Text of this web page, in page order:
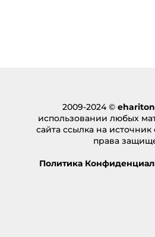
2009-2024 ©
использовании любых
сайта ссылка на источник
права
Политика